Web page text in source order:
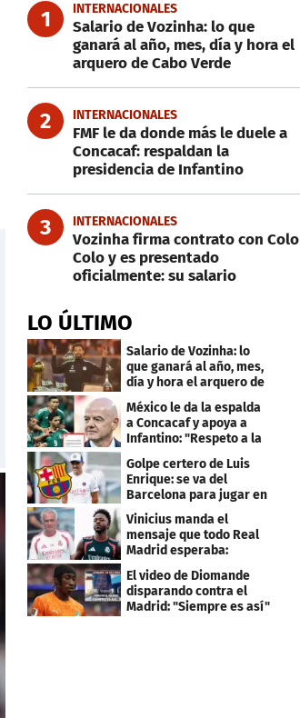
1 INTERNACIONALES
Salario de Vozinha: lo que
ganará al año, mes, día y hora el
arquero de Cabo Verde
2 INTERNACIONALES
FMF le da donde más le duele a
Concacaf: respaldan la
presidencia de Infantino
3 INTERNACIONALES
Vozinha firma contrato con Colo
Colo y es presentado
oficialmente: su salario
LO ÚLTIMO
Salario de Vozinha: lo
que ganará al año, mes,
día y hora el arquero de
Cabo Verde
México le da la espalda
a Concacaf y apoya a
Infantino: "Respeto a la
gobernanza"
Golpe certero de Luis
Enrique: se va del
Barcelona para jugar en
el PSG
Vinicius manda el
mensaje que todo Real
Madrid esperaba:
"Mourinho..."
El video de Diomande
disparando contra el
Madrid: "Siempre es así"